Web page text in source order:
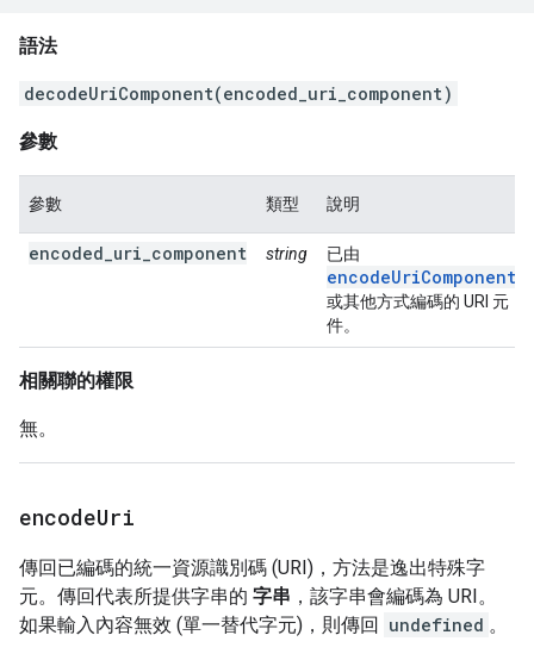
語法
decodeUriComponent(encoded_uri_component)
參數
參數 類型 說明
encoded_uri_component string 已由
encodeUriComponent()
或其他方式編碼的 URI 元
件。
相關聯的權限
無。
encodeUri
傳回已編碼的統一資源識別碼 (URI)，方法是逸出特殊字
元。傳回代表所提供字串的 字串 ，該字串會編碼為 URI。
如果輸入內容無效 (單一替代字元)，則傳回 undefined 。